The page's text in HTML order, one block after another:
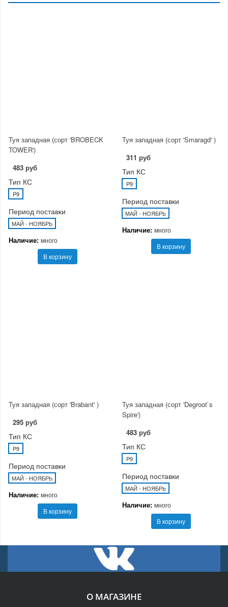
Туя западная (сорт 'BROBECK
TOWER')
483 руб
Тип КС
P9
Период поставки
МАЙ - НОЯБРЬ
Наличие: много
В корзину
Туя западная (сорт 'Smaragd' )
311 руб
Тип КС
P9
Период поставки
МАЙ - НОЯБРЬ
Наличие: много
В корзину
Туя западная (сорт 'Brabant' )
295 руб
Тип КС
P9
Период поставки
МАЙ - НОЯБРЬ
Наличие: много
В корзину
Туя западная (сорт 'Degroot`s
Spire')
483 руб
Тип КС
P9
Период поставки
МАЙ - НОЯБРЬ
Наличие: много
В корзину
О МАГАЗИНЕ